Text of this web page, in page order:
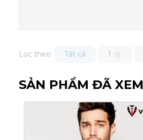
- Giờ
QUẬN 10.
Lọc theo: Tất cả 1
SẢN PHẨM ĐÃ XEM